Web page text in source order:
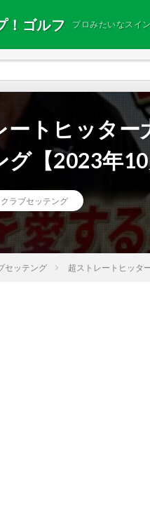
！ゴルフ プロみたいなスイ
ートヒッタ
グ【2023年
クラブセッテング
セッテング 超ストレートヒッタ